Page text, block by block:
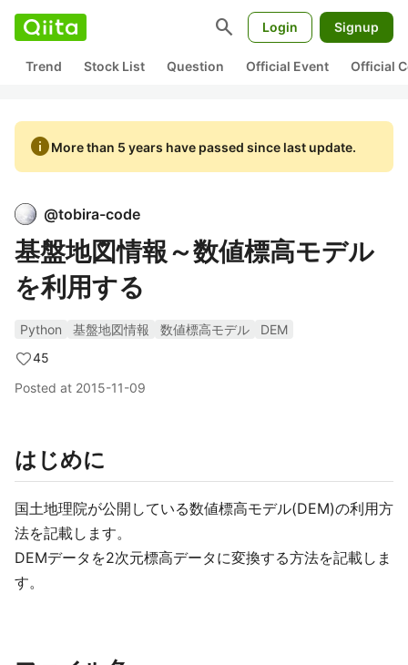
search Login Signup
Trend Stock List Question Official Event Official
infoMore than 5 years have passed since last update.
@tobira-code
基盤地図情報～数値標高モデル
を利用する
Python 基盤地図情報 数値標高モデル
DEM
45
Posted at 2015-11-09
はじめに
国土地理院が公開している数値標高モデル(DEM)の利用方
法を記載します。
DEMデータを2次元標高データに変換する方法を記載しま
す。